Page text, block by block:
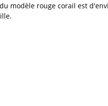
modèle rouge corail est